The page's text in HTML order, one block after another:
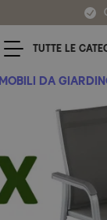
TUTTE LE
MOBILI DA